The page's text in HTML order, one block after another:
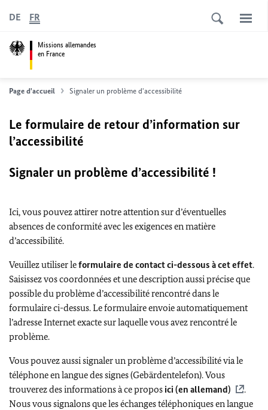
Missions allemandes
en France
DE FR
Page d'accueil Signaler un problème d'accessibilité
Le formulaire de retour d’information sur
l’accessibilité
Signaler un problème d’accessibilité !
Ici, vous pouvez attirer notre attention sur d’éventuelles
absences de conformité avec les exigences en matière
d’accessibilité.
Veuillez utiliser leformulaire de contact ci-dessous à cet effet.
Saisissez vos coordonnées et une description aussi précise que
possible du problème d’accessibilité rencontré dans le
formulaire ci-dessus. Le formulaire envoie automatiquement
l’adresse Internet exacte sur laquelle vous avez rencontré le
problème.
Vous pouvez aussi signaler un problème d’accessibilité via le
téléphone en langue des signes (Gebärdentelefon). Vous
trouverez des informations à ce propos ici (en allemand)
.
Nous vous signalons que les échanges téléphoniques en langue